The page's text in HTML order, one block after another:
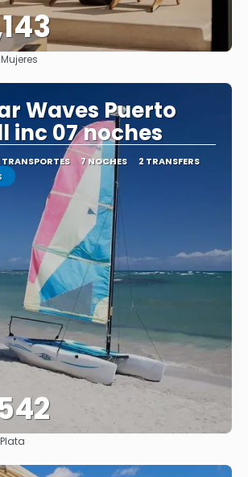
Waves Puerto
inc 07 noches
TRANSPORTES 7 NOCHES 2 TRANSFERS